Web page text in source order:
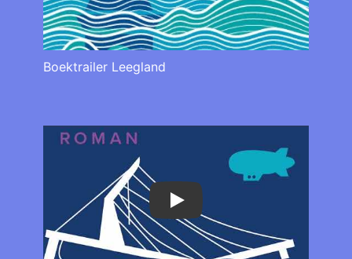
Boektrailer Leegland
Play